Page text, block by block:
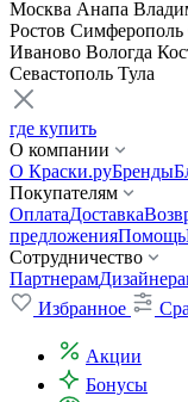
Москва Анапа
Ростов Симферополь
Иваново Вологда
Севастополь Тула
где купить
О компании
О Краски.руБренды
Покупателям
ОплатаДоставка
предложенияПомощь
Сотрудничество
Партнерам
Избранное
Акции
Бонусы